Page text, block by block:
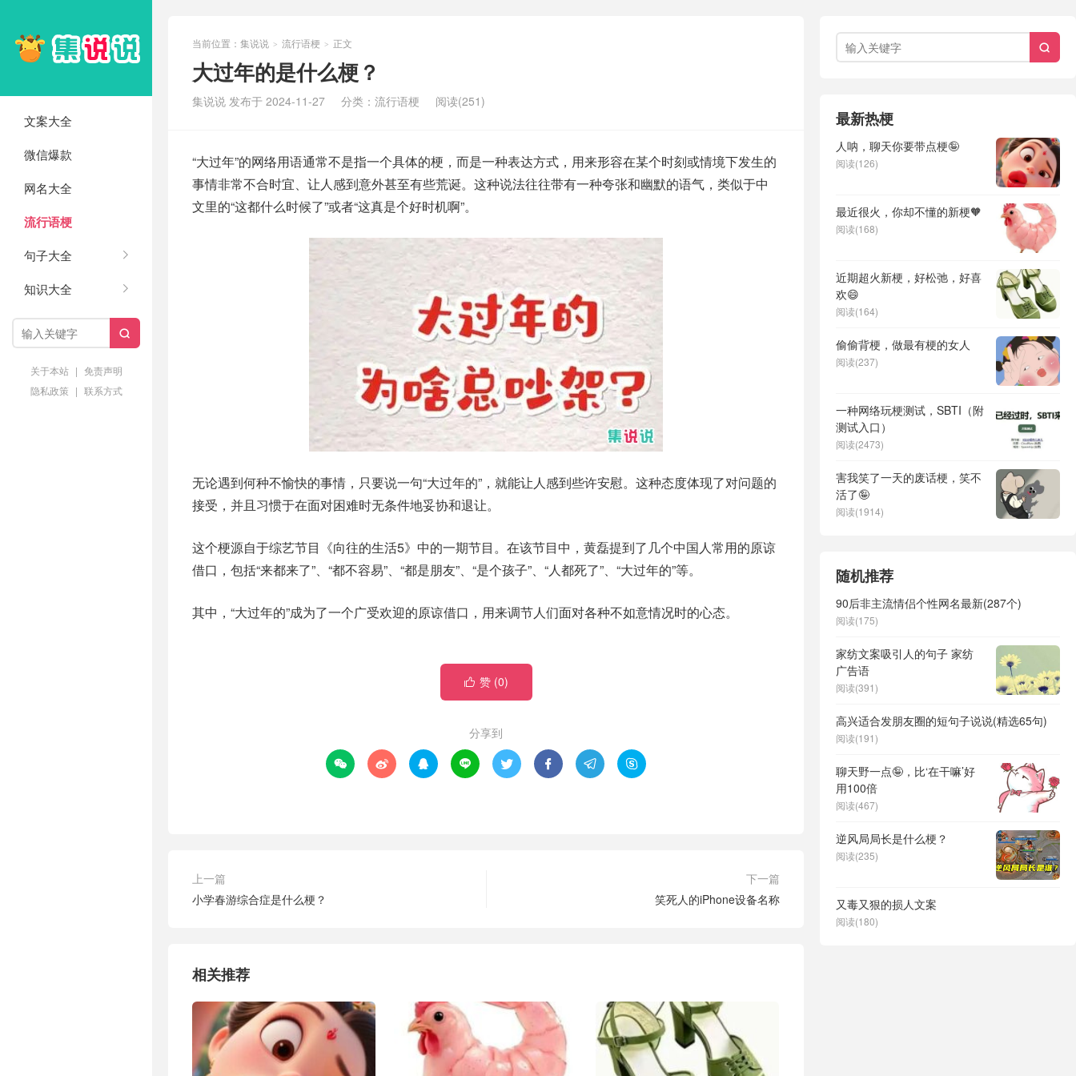
文案大全
微信爆款
网名大全
流行语梗
句子大全
知识大全

关于本站 | 免责声明
隐私政策 | 联系方式
当前位置： 集说说 > 流行语梗 > 正文
大过年的是什么梗？
集说说 发布于 2024-11-27 分类： 流行语梗 阅读(251)
“大过年”的网络用语通常不是指一个具体的梗，而是一种表达方式，用来形容在某个时刻或情境下发生的
事情非常不合时宜、让人感到意外甚至有些荒诞。这种说法往往带有一种夸张和幽默的语气，类似于中
文里的“这都什么时候了”或者“这真是个好时机啊”。
无论遇到何种不愉快的事情，只要说一句“大过年的”，就能让人感到些许安慰。这种态度体现了对问题的
接受，并且习惯于在面对困难时无条件地妥协和退让。
这个梗源自于综艺节目《向往的生活5》中的一期节目。在该节目中，黄磊提到了几个中国人常用的原谅
借口，包括“来都来了”、“都不容易”、“都是朋友”、“是个孩子”、“人都死了”、“大过年的”等。
其中，“大过年的”成为了一个广受欢迎的原谅借口，用来调节人们面对各种不如意情况时的心态。
 赞 (0)
分享到
       
上一篇
小学春游综合症是什么梗？
下一篇
笑死人的iPhone设备名称
相关推荐

最新热梗
人呐，聊天你要带点梗🤪
阅读(126)
最近很火，你却不懂的新梗🧡
阅读(168)
近期超火新梗，好松弛，好喜
欢😄
阅读(164)
偷偷背梗，做最有梗的女人
阅读(237)
一种网络玩梗测试，SBTI（附
测试入口）
阅读(2473)
害我笑了一天的废话梗，笑不
活了🤪
阅读(1914)
随机推荐
90后非主流情侣个性网名最新(287个)
阅读(175)
家纺文案吸引人的句子 家纺
广告语
阅读(391)
高兴适合发朋友圈的短句子说说(精选65句)
阅读(191)
聊天野一点🤪，比‘在干嘛’好
用100倍
阅读(467)
逆风局局长是什么梗？
阅读(235)
又毒又狠的损人文案
阅读(180)